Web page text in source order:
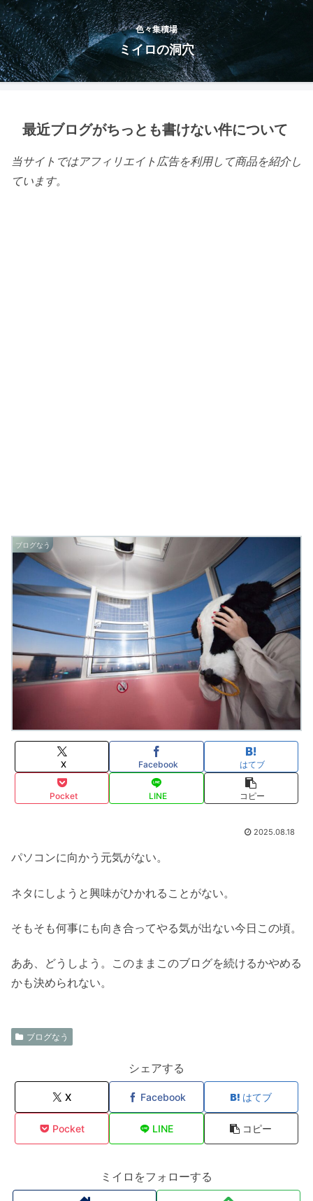
色々集積場
ミイロの洞穴
最近ブログがちっとも書けない件について
当サイトではアフィリエイト広告を利用して商品を紹介し
ています。
ブログなう
X Facebook はてブ
Pocket LINE コピー
2025.08.18
パソコンに向かう元気がない。
ネタにしようと興味がひかれることがない。
そもそも何事にも向き合ってやる気が出ない今日この頃。
ああ、どうしよう。このままこのブログを続けるかやめる
かも決められない。
ブログなう
シェアする
X Facebook はてブ
Pocket LINE コピー
ミイロをフォローする